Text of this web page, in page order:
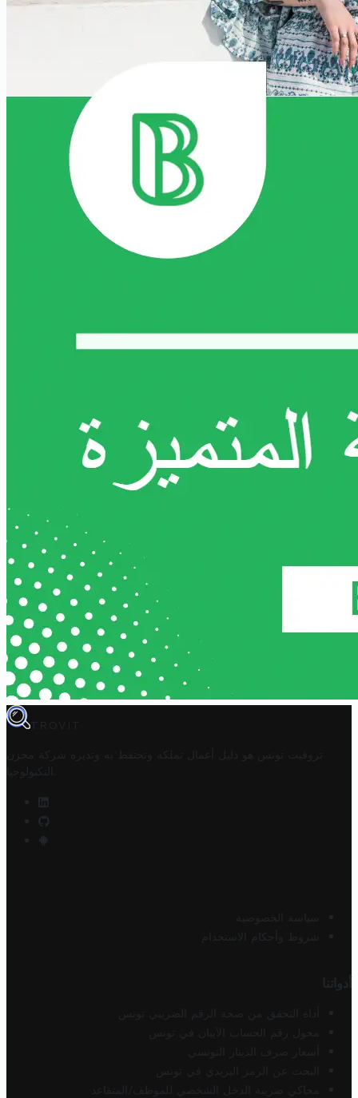
TROVIT
تروفيت تونس هو دليل أعمال تملكه وتحتفظ به وتديره
شركة مخزن
التكنولوجيا
سياسة الخصوصية
شروط وأحكام الاستخدام
أدواتنا
أداة التحقق من صحة الرقم الضريبي تونس
محول رقم الحساب الآيبان في تونس
أسعار صرف الدينار التونسي
البحث عن الرمز البريدي في تونس
محاكي ضريبة الدخل الشخصي للموظف/المتقاعد